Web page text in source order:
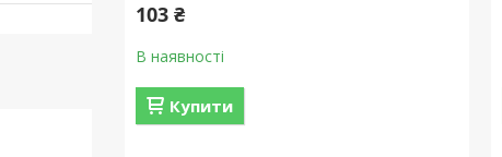
103 ₴
В наявності
Купити